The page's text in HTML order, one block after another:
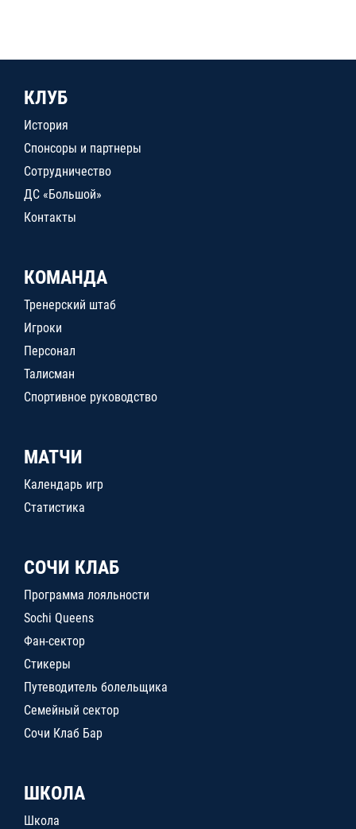
КЛУБ
История
Спонсоры и партнеры
Сотрудничество
ДС «Большой»
Контакты
КОМАНДА
Тренерский штаб
Игроки
Персонал
Талисман
Спортивное руководство
МАТЧИ
Календарь игр
Статистика
СОЧИ КЛАБ
Программа лояльности
Sochi Queens
Фан-сектор
Стикеры
Путеводитель болельщика
Семейный сектор
Сочи Клаб Бар
ШКОЛА
Школа